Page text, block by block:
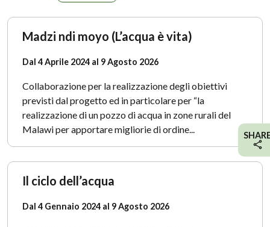
Madzi ndi moyo (L’acqua è vita)
Dal 4 Aprile 2024 al 9 Agosto 2026
Collaborazione per la realizzazione degli obiettivi
previsti dal progetto ed in particolare per “la
realizzazione di un pozzo di acqua in zone rurali del
Malawi per apportare migliorie di ordine...
Il ciclo dell’acqua
Dal 4 Gennaio 2024 al 9 Agosto 2026